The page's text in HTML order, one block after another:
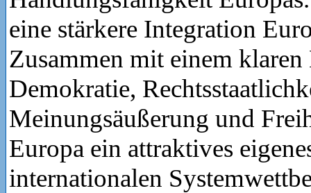
eine stärkere Integration
Zusammen mit einem
Demokratie,
Meinungsäußerung und
Europa ein attraktives
internationalen